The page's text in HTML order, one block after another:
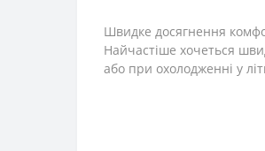
Швидке досягнення
Найчастіше хочеться
або при охолодженні у